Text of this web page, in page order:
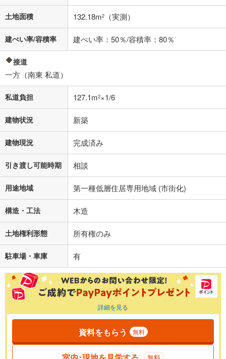
不動産会社に購入相談をする
土地面積 132.18m2 （実測）
建ぺい率/容積率 建ぺい率：50％/容積率：80％
接道
一方（南東 私道）
私道負担 127.1m2×1/6
建物状況 新築
建物現況 完成済み
引き渡し可能時期 相談
用途地域 第一種低層住居専用地域 (市街化)
構造・工法 木造
土地権利形態 所有権のみ
駐車場・車庫 有
詳細を見る
資料をもらう 無料
無料